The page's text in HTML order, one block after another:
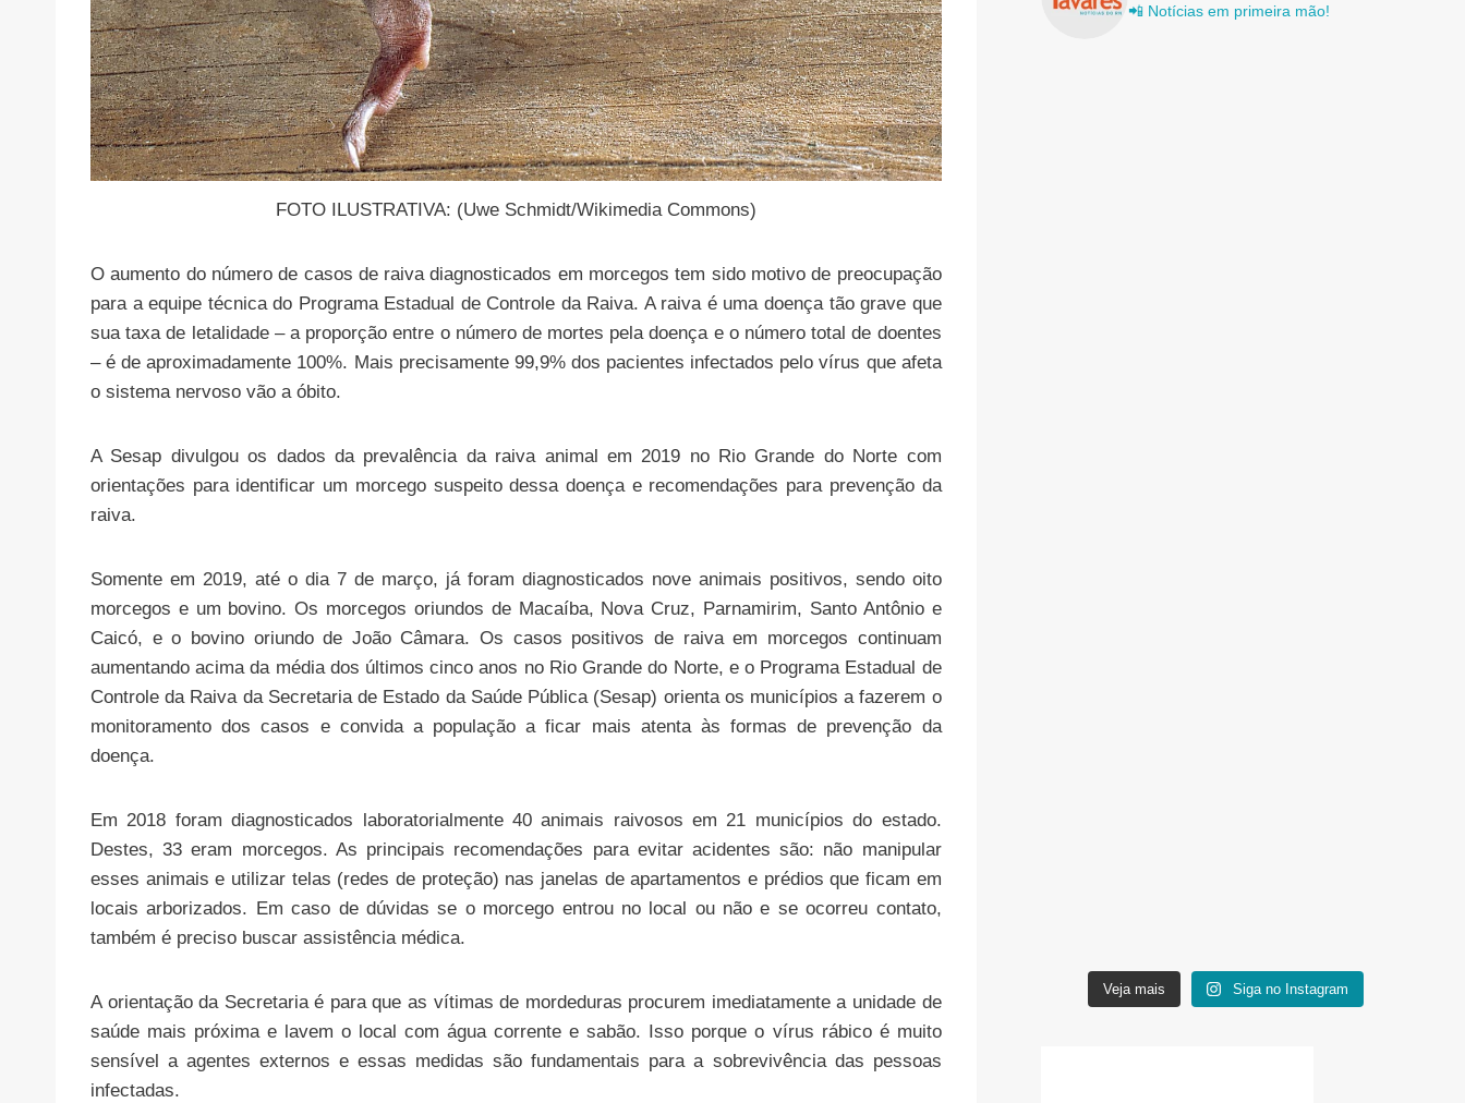
FOTO ILUSTRATIVA: (Uwe Schmidt/Wikimedia Commons)
O aumento do número de casos de raiva diagnosticados em morcegos tem sido motivo de preocupação
para a equipe técnica do Programa Estadual de Controle da Raiva. A raiva é uma doença tão grave que
sua taxa de letalidade – a proporção entre o número de mortes pela doença e o número total de doentes
– é de aproximadamente 100%. Mais precisamente 99,9% dos pacientes infectados pelo vírus que afeta
o sistema nervoso vão a óbito.
A Sesap divulgou os dados da prevalência da raiva animal em 2019 no Rio Grande do Norte com
orientações para identificar um morcego suspeito dessa doença e recomendações para prevenção da
raiva.
Somente em 2019, até o dia 7 de março, já foram diagnosticados nove animais positivos, sendo oito
morcegos e um bovino. Os morcegos oriundos de Macaíba, Nova Cruz, Parnamirim, Santo Antônio e
Caicó, e o bovino oriundo de João Câmara. Os casos positivos de raiva em morcegos continuam
aumentando acima da média dos últimos cinco anos no Rio Grande do Norte, e o Programa Estadual de
Controle da Raiva da Secretaria de Estado da Saúde Pública (Sesap) orienta os municípios a fazerem o
monitoramento dos casos e convida a população a ficar mais atenta às formas de prevenção da
doença.
Em 2018 foram diagnosticados laboratorialmente 40 animais raivosos em 21 municípios do estado.
Destes, 33 eram morcegos. As principais recomendações para evitar acidentes são: não manipular
esses animais e utilizar telas (redes de proteção) nas janelas de apartamentos e prédios que ficam em
locais arborizados. Em caso de dúvidas se o morcego entrou no local ou não e se ocorreu contato,
também é preciso buscar assistência médica.
A orientação da Secretaria é para que as vítimas de mordeduras procurem imediatamente a unidade de
saúde mais próxima e lavem o local com água corrente e sabão. Isso porque o vírus rábico é muito
sensível a agentes externos e essas medidas são fundamentais para a sobrevivência das pessoas
infectadas.
📲 Notícias em primeira mão!
Veja mais Siga no Instagram